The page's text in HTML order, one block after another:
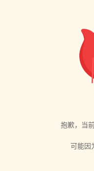
抱歉，当
可能因